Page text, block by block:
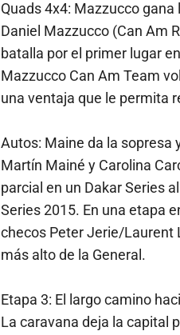
Quads 4x4: Mazzucco
Daniel Mazzucco (Can Am
batalla por el primer lugar
Mazzucco Can Am Team
una ventaja que le permita
Autos: Maine da la sopresa
Martín Mainé y Carolina
parcial en un Dakar Series
Series 2015. En una etapa
checos Peter Jerie/Laurent
más alto de la General.
Etapa 3: El largo camino
La caravana deja la capital